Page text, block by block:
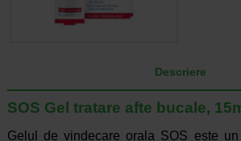
Descriere
SOS Gel tratare afte bucale,
Gelul de vindecare orala SOS este